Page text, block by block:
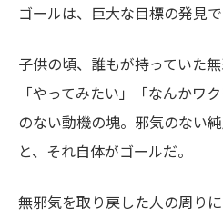
ゴールは、巨大な目標の発見で
子供の頃、誰もが持っていた
「やってみたい」「なんかワ
のない動機の塊。邪気のない
と、それ自体がゴールだ。
無邪気を取り戻した人の周り